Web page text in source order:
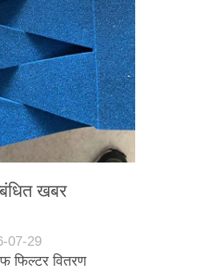
खबर
07-29
फिल्टर वितरण